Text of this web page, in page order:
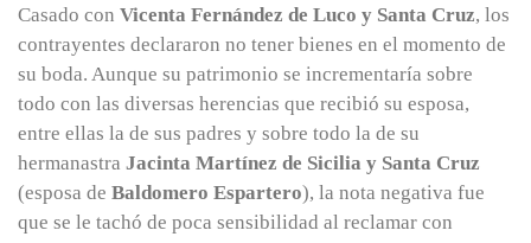
Casado con Vicenta Fernández de Luco y Santa Cruz, los
contrayentes declararon no tener bienes en el momento de
su boda. Aunque su patrimonio se incrementaría sobre
todo con las diversas herencias que recibió su esposa,
entre ellas la de sus padres y sobre todo la de su
hermanastra Jacinta Martínez de Sicilia y Santa Cruz
(esposa de Baldomero Espartero), la nota negativa fue
que se le tachó de poca sensibilidad al reclamar con